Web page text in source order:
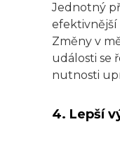
Jednotný
efektivnější
Změny v
události se
nutnosti
4. Lepší